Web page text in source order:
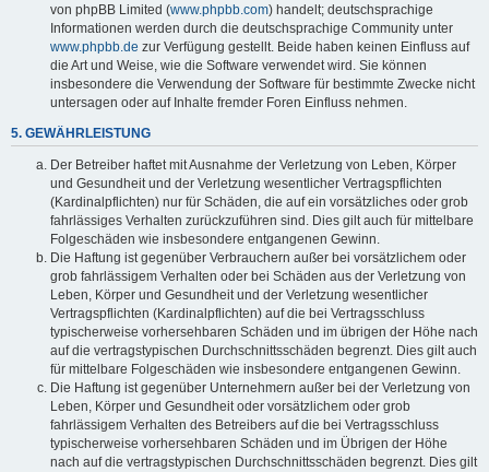
von phpBB Limited (www.phpbb.com) handelt; deutschsprachige
Informationen werden durch die deutschsprachige Community unter
www.phpbb.de zur Verfügung gestellt. Beide haben keinen Einfluss auf
die Art und Weise, wie die Software verwendet wird. Sie können
insbesondere die Verwendung der Software für bestimmte Zwecke nicht
untersagen oder auf Inhalte fremder Foren Einfluss nehmen.
5. GEWÄHRLEISTUNG
Der Betreiber haftet mit Ausnahme der Verletzung von Leben, Körper
und Gesundheit und der Verletzung wesentlicher Vertragspflichten
(Kardinalpflichten) nur für Schäden, die auf ein vorsätzliches oder grob
fahrlässiges Verhalten zurückzuführen sind. Dies gilt auch für mittelbare
Folgeschäden wie insbesondere entgangenen Gewinn.
Die Haftung ist gegenüber Verbrauchern außer bei vorsätzlichem oder
grob fahrlässigem Verhalten oder bei Schäden aus der Verletzung von
Leben, Körper und Gesundheit und der Verletzung wesentlicher
Vertragspflichten (Kardinalpflichten) auf die bei Vertragsschluss
typischerweise vorhersehbaren Schäden und im übrigen der Höhe nach
auf die vertragstypischen Durchschnittsschäden begrenzt. Dies gilt auch
für mittelbare Folgeschäden wie insbesondere entgangenen Gewinn.
Die Haftung ist gegenüber Unternehmern außer bei der Verletzung von
Leben, Körper und Gesundheit oder vorsätzlichem oder grob
fahrlässigem Verhalten des Betreibers auf die bei Vertragsschluss
typischerweise vorhersehbaren Schäden und im Übrigen der Höhe
nach auf die vertragstypischen Durchschnittsschäden begrenzt. Dies gilt